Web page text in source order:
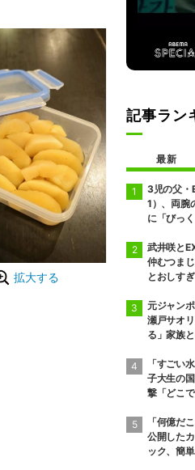
拡大する
記事ラン
最新
3児の父・
1）、両腕
に「びっ
の反響
武井咲と
仲むつま
とおしす
元ジャン
瀬戸サオ
る」家族
「すごい
子大生の
撃「どこ
「何億だ
公開した
ック、簡